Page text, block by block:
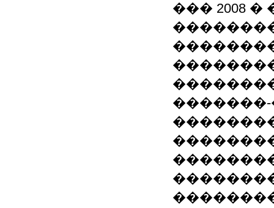
��� 2008